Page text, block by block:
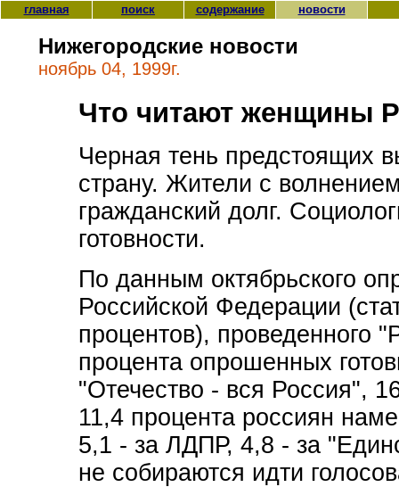
главная поиск содержание новости
Нижегородские новости
ноябрь 04, 1999г.
Что читают женщины
Черная тень предстоящих
страну. Жители с
гражданский долг.
готовности.
По данным октябрьского
Российской Федерации
процентов),
процента опрошенных
"Отечество - вся Россия",
11,4 процента россиян
5,1 - за ЛДПР, 4,8 - за
не собираются идти